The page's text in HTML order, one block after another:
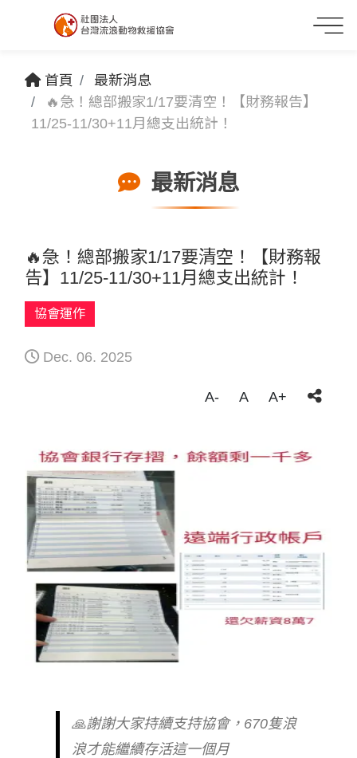
首頁
最新消息
🔥急！總部搬家1/17要清空！【財務報告】
11/25-11/30+11月總支出統計！
最新消息
🔥急！總部搬家1/17要清空！【財務報
告】11/25-11/30+11月總支出統計！
協會運作
Dec. 06. 2025
A- A A+
🙏謝謝大家持續支持協會，670隻浪
浪才能繼續存活這一個月